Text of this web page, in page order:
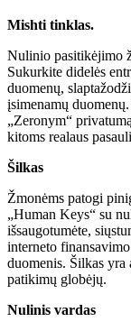
Mishti tinklas.
Nulinio pasitikėjimo
Sukurkite didelės
duomenų,
įsimenamų
„Zeronym“
kitoms realaus
Šilkas
Žmonėms patogi
„Human Keys“ su
išsaugotumėte,
interneto
duomenis. Šilkas yra
patikimų globėjų.
Nulinis vardas